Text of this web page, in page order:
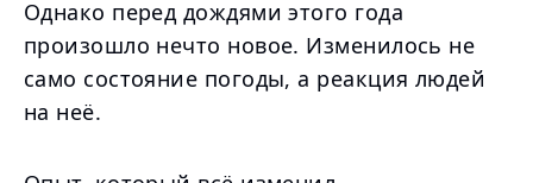
Однако перед дождями этого года
произошло нечто новое. Изменилось не
само состояние погоды, а реакция людей
на неё.